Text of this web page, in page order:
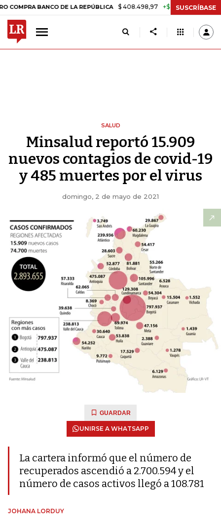
BANCO DE LA REPÚBLICA $ 408.498,97 +$ 8.753,81 +2,19% TASA
SUSCRÍBASE
SALUD
Minsalud reportó 15.909
nuevos contagios de covid-19
y 485 muertes por el virus
domingo, 2 de mayo de 2021
GUARDAR
UNIRSE A WHATSAPP
La cartera informó que el número de
recuperados ascendió a 2.700.594 y el
número de casos activos llegó a 108.781
JOHANA LORDUY